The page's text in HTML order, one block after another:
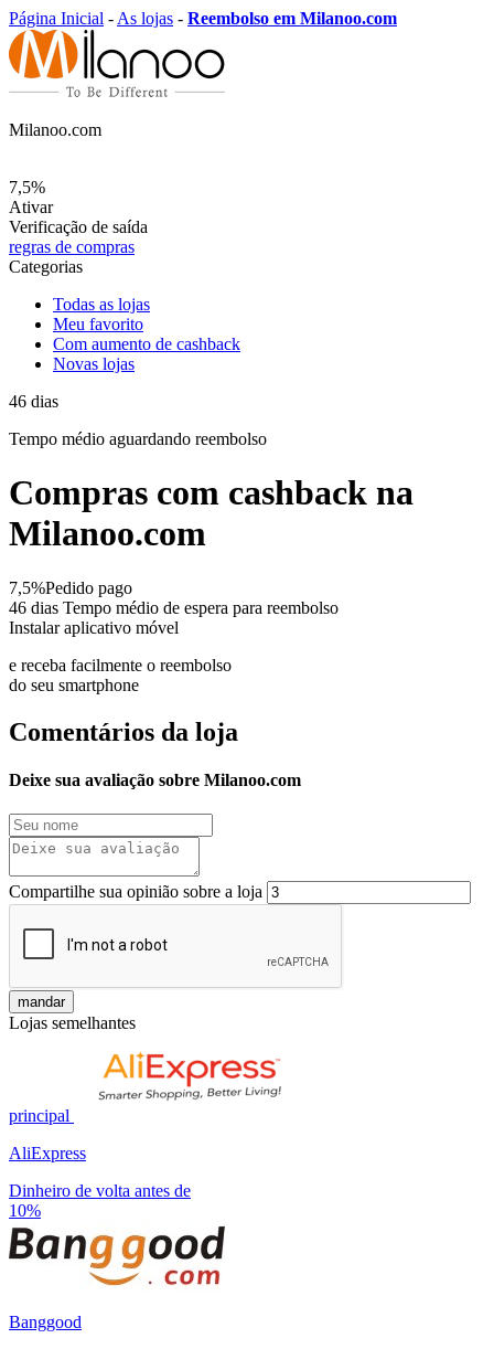
Página Inicial - As lojas - Reembolso em Milanoo.com
Milanoo.com
7,5%
Ativar
Verificação de saída
regras de compras
Categorias
Todas as lojas
Meu favorito
Com aumento de cashback
Novas lojas
46 dias
Tempo médio aguardando reembolso
Compras com cashback na
Milanoo.com
7,5%Pedido pago
46 dias Tempo médio de espera para reembolso
Instalar aplicativo móvel
e receba facilmente o reembolso
do seu smartphone
Comentários da loja
Deixe sua avaliação sobre Milanoo.com
Compartilhe sua opinião sobre a loja
mandar
Lojas semelhantes
principal
AliExpress
Dinheiro de volta antes de
10%
Banggood